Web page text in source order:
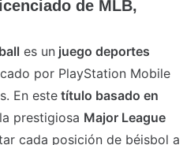
de MLB,
es un juego deportes
por PlayStation Mobile
En este título basado en
prestigiosa Major League
cada posición de béisbol a